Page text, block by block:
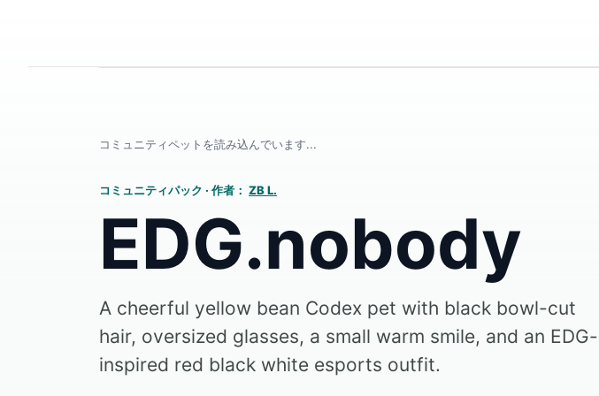
コミュニティペットを読み込んでいます...
コミュニティパック · 作者： ZB L.
EDG.nobody
A cheerful yellow bean Codex pet with black bowl-cut
hair, oversized glasses, a small warm smile, and an EDG-
inspired red black white esports outfit.